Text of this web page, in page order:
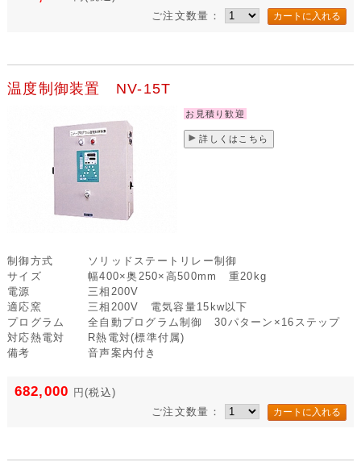
ご注文数量：
温度制御装置 NV-15T
お見積り歓迎
詳しくはこちら
制御方式
ソリッドステートリレー制御
サイズ
幅400×奥250×高500mm 重20kg
電源
三相200V
適応窯
三相200V 電気容量15kw以下
プログラム
全自動プログラム制御 30パターン×16ステップ
対応熱電対
R熱電対(標準付属)
備考
音声案内付き
682,000 円(税込)
ご注文数量：